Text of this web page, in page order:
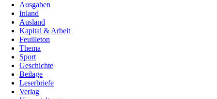
Ausgaben
Inland
Ausland
Kapital & Arbeit
Feuilleton
Thema
Sport
Geschichte
Beilage
Leserbriefe
Verlag